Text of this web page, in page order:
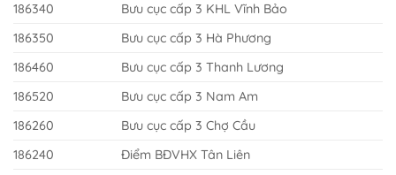
186340
Bưu cục cấp 3 KHL Vĩnh Bảo
186350
Bưu cục cấp 3 Hà Phương
186460
Bưu cục cấp 3 Thanh Lương
186520
Bưu cục cấp 3 Nam Am
186260
Bưu cục cấp 3 Chợ Cầu
186240
Điểm BĐVHX Tân Liên